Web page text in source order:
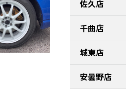
佐久店
千曲店
城東店
安曇野店